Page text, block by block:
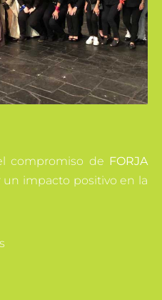
compromiso de FORJA
impacto positivo en la